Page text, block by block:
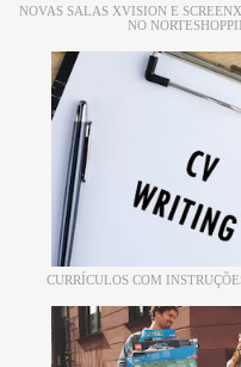
NOVAS SALAS XVISION E
NO
CURRÍCULOS COM